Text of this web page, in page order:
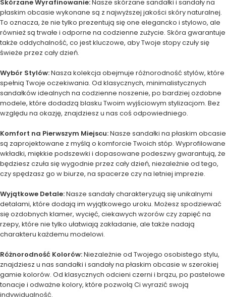
Skórzane Wyrafinowanie:Nasze skórzane sandałki i sandały na
płaskim obcasie wykonane są z najwyższej jakości skóry naturalnej.
To oznacza, że nie tylko prezentują się one elegancko i stylowo, ale
również są trwałe i odporne na codzienne zużycie. Skóra gwarantuje
także oddychalność, co jest kluczowe, aby Twoje stopy czuły się
świeże przez cały dzień.
Wybór Stylów:Nasza kolekcja obejmuje różnorodność stylów, które
spełnią Twoje oczekiwania. Od klasycznych, minimalistycznych
sandałków idealnych na codzienne noszenie, po bardziej ozdobne
modele, które dodadzą blasku Twoim wyjściowym stylizacjom. Bez
względu na okazję, znajdziesz u nas coś odpowiedniego.
Komfort na Pierwszym Miejscu:Nasze sandałki na płaskim obcasie
są zaprojektowane z myślą o komforcie Twoich stóp. Wyprofilowane
wkładki, miękkie podszewki i dopasowane podeszwy gwarantują, że
będziesz czuła się wygodnie przez cały dzień, niezależnie od tego,
czy spędzasz go w biurze, na spacerze czy na letniej imprezie.
Wyjątkowe Detale:Nasze sandały charakteryzują się unikalnymi
detalami, które dodają im wyjątkowego uroku. Możesz spodziewać
się ozdobnych klamer, wycięć, ciekawych wzorów czy zapięć na
rzepy, które nie tylko ułatwiają zakładanie, ale także nadają
charakteru każdemu modelowi.
Różnorodność Kolorów:Niezależnie od Twojego osobistego stylu,
znajdziesz u nas sandałki i sandały na płaskim obcasie w szerokiej
gamie kolorów. Od klasycznych odcieni czerni i brązu, po pastelowe
tonacje i odważne kolory, które pozwolą Ci wyrazić swoją
indywidualność.